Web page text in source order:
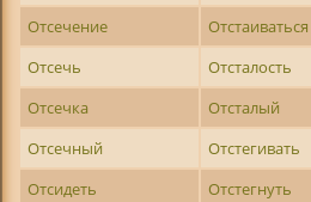
Отсечение
Отстаиваться
Отсечь
Отсталость
Отсечка
Отсталый
Отсечный
Отстегивать
Отсидеть
Отстегнуть